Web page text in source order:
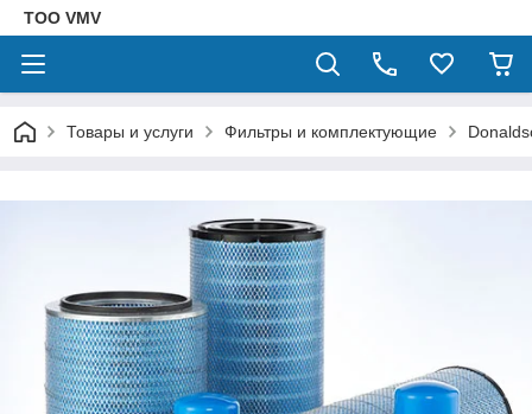
ТОО VMV
Товары и услуги Фильтры и комплектующие